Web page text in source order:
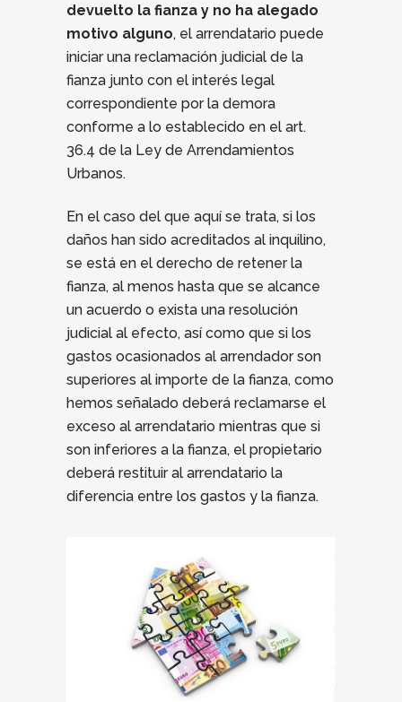
devuelto la fianza y no ha alegado
motivo alguno, el arrendatario puede
iniciar una reclamación judicial de la
fianza junto con el interés legal
correspondiente por la demora
conforme a lo establecido en el art.
36.4 de la Ley de Arrendamientos
Urbanos.
En el caso del que aquí se trata, si los
daños han sido acreditados al inquilino,
se está en el derecho de retener la
fianza, al menos hasta que se alcance
un acuerdo o exista una resolución
judicial al efecto, así como que si los
gastos ocasionados al arrendador son
superiores al importe de la fianza, como
hemos señalado deberá reclamarse el
exceso al arrendatario mientras que si
son inferiores a la fianza, el propietario
deberá restituir al arrendatario la
diferencia entre los gastos y la fianza.